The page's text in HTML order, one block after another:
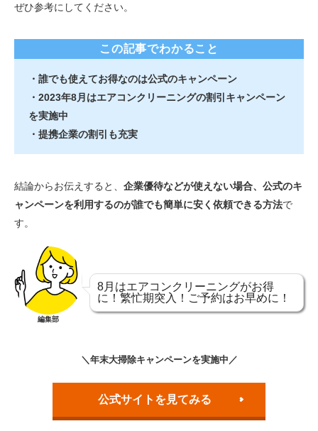
ぜひ参考にしてください。
この記事でわかること
・誰でも使えてお得なのは公式のキャンペーン
・2023年8月はエアコンクリーニングの割引キャンペーン
を実施中
・提携企業の割引も充実
結論からお伝えすると、 企業優待などが使えない場合、公式のキ
ャンペーンを利用するのが誰でも簡単に安く依頼できる方法で
す。
編集部
8月はエアコンクリーニングがお得
に！繁忙期突入！ご予約はお早めに！
＼年末大掃除キャンペーンを実施中／
公式サイトを見てみる